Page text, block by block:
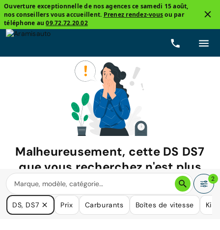
Ouverture exceptionnelle de nos agences ce samedi 15 août,
nos conseillers vous accueillent. Prenez rendez-vousou par
téléphone au09.72.72.20.02
Malheureusement, cette DS DS7
que vous recherchez n'est plus
disponible.
Nous avons de nombreuses voitures qui pourraient répondre
à vos besoins.
2
DS, DS7 Prix Carburants Boîtes de vitesse